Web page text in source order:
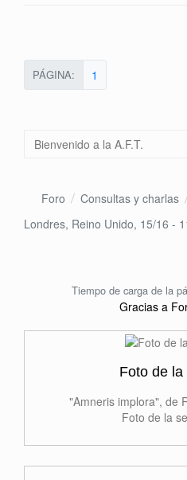
PÁGINA: 1
Foro Consultas y charlas
Londres, Reino Unido, 15/16 -
Tiempo de carga de la
Gracias a
Foto de la
"Amneris implora", de
Foto de la